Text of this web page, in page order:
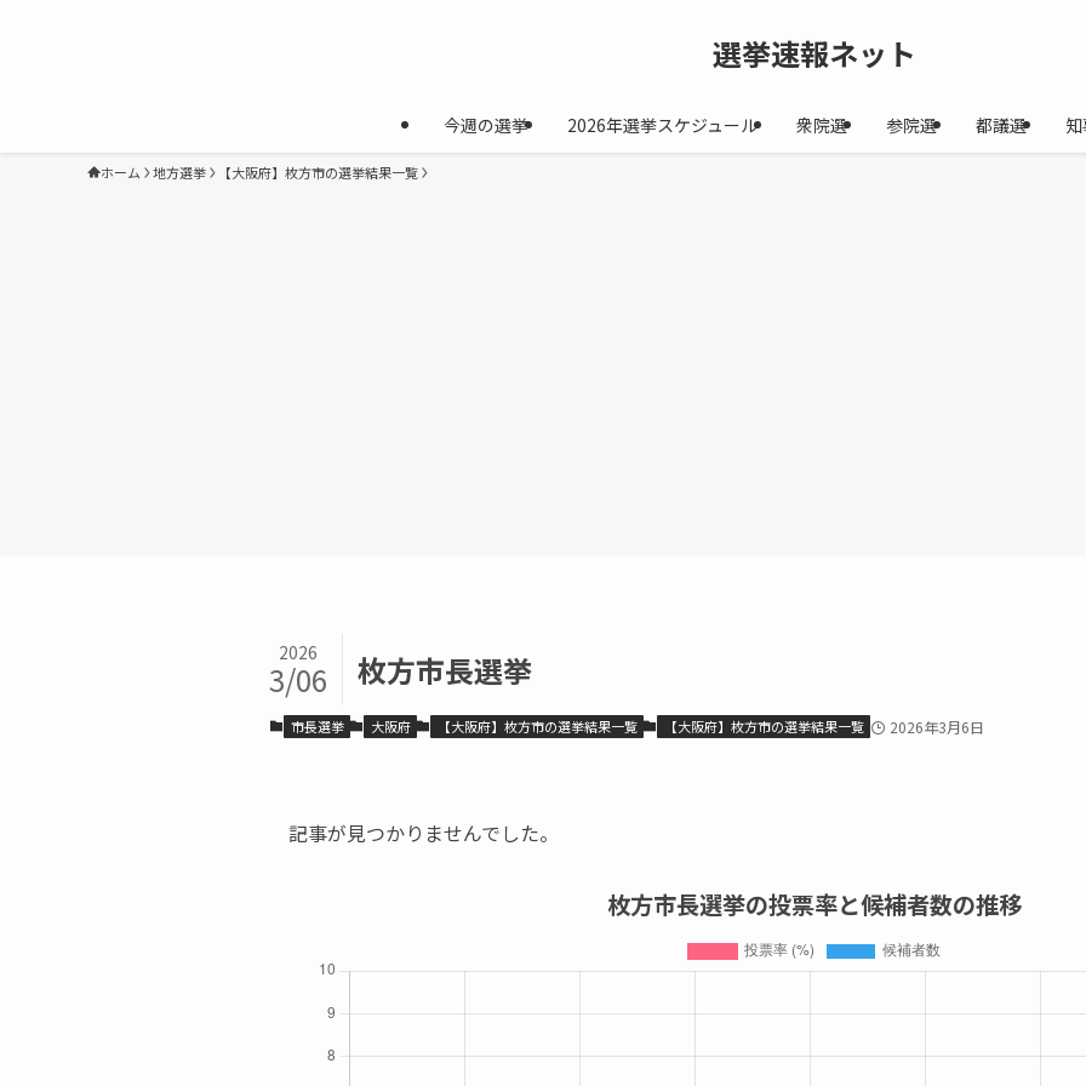
選挙速報ネット
今週の選挙 2026年選挙スケジュール 衆院選 参院選 都議選
ホーム 地方選挙 【大阪府】枚方市の選挙結果一覧
枚方市長選挙
2026
3/06
市長選挙 大阪府 【大阪府】枚方市の選挙結果一覧 【大阪府】枚方市の選挙結果一覧 2026年3月6日
記事が見つかりませんでした。
枚方市長選挙の投票率と候補者数の推移